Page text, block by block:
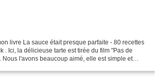
livre La sauce était presque parfaite - 80 recettes
. Ici, la délicieuse tarte est tirée du film "Pas de
Nous l'avons beaucoup aimé, elle est simple et